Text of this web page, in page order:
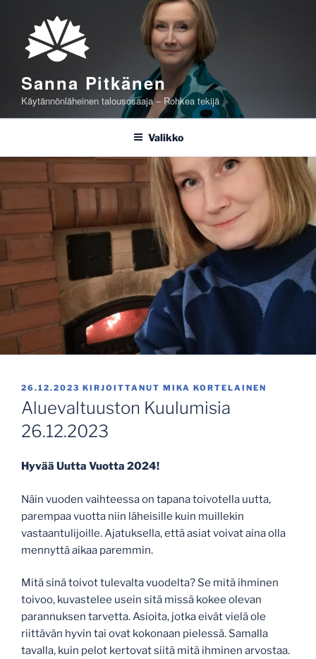
sisältöön
Sanna Pitkänen
Käytännönläheinen talousosaaja – Rohkea tekijä
Valikko
JULKAISTU
26.12.2023 KIRJOITTANUT MIKA KORTELAINEN
Aluevaltuuston Kuulumisia
26.12.2023
Hyvää Uutta Vuotta 2024!
Näin vuoden vaihteessa on tapana toivotella uutta,
parempaa vuotta niin läheisille kuin muillekin
vastaantulijoille. Ajatuksella, että asiat voivat aina olla
mennyttä aikaa paremmin.
Mitä sinä toivot tulevalta vuodelta? Se mitä ihminen
toivoo, kuvastelee usein sitä missä kokee olevan
parannuksen tarvetta. Asioita, jotka eivät vielä ole
riittävän hyvin tai ovat kokonaan pielessä. Samalla
tavalla, kuin pelot kertovat siitä mitä ihminen arvostaa.